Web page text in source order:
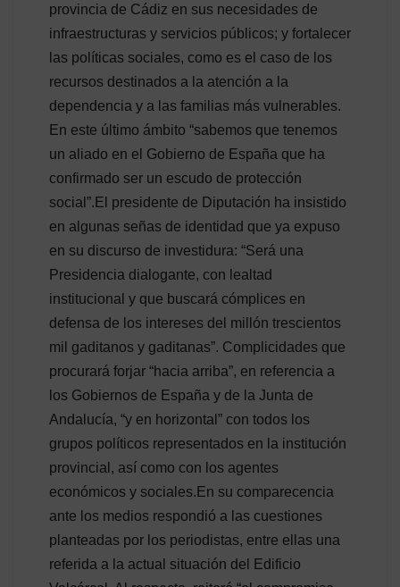
provincia de Cádiz en sus necesidades de
infraestructuras y servicios públicos; y fortalecer
las políticas sociales, como es el caso de los
recursos destinados a la atención a la
dependencia y a las familias más vulnerables.
En este último ámbito “sabemos que tenemos
un aliado en el Gobierno de España que ha
confirmado ser un escudo de protección
social”.El presidente de Diputación ha insistido
en algunas señas de identidad que ya expuso
en su discurso de investidura: “Será una
Presidencia dialogante, con lealtad
institucional y que buscará cómplices en
defensa de los intereses del millón trescientos
mil gaditanos y gaditanas”. Complicidades que
procurará forjar “hacia arriba”, en referencia a
los Gobiernos de España y de la Junta de
Andalucía, “y en horizontal” con todos los
grupos políticos representados en la institución
provincial, así como con los agentes
económicos y sociales.En su comparecencia
ante los medios respondió a las cuestiones
planteadas por los periodistas, entre ellas una
referida a la actual situación del Edificio